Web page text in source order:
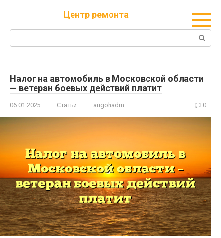
Центр ремонта
Поиск:
Налог на автомобиль в Московской области
— ветеран боевых действий платит
06.01.2025 Статьи augohadm 0